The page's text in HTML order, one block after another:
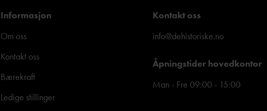
Informasjon
Om oss
Kontakt oss
Bærekraft
Ledige stillinger
Kontakt oss
info@dehistoriske.no
Åpningstider hovedkontor
Man - Fre 09:00 - 15:00